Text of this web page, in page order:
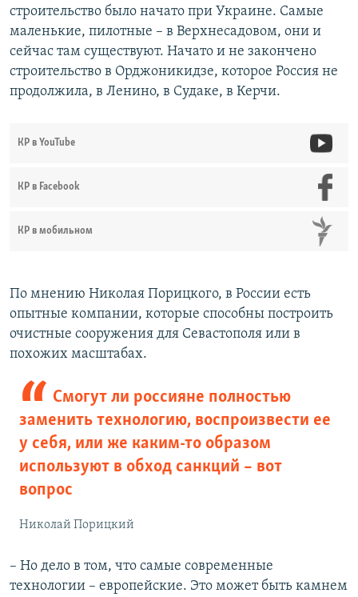
строительство было начато при Украине. Самые
маленькие, пилотные – в Верхнесадовом, они и
сейчас там существуют. Начато и не закончено
строительство в Орджоникидзе, которое Россия не
продолжила, в Ленино, в Судаке, в Керчи.
КР в YouTube
КР в Facebook
КР в мобильном
По мнению Николая Порицкого, в России есть
опытные компании, которые способны построить
очистные сооружения для Севастополя или в
похожих масштабах.
Смогут ли россияне полностью
заменить технологию, воспроизвести ее
у себя, или же каким-то образом
используют в обход санкций – вот
вопрос
Николай Порицкий
– Но дело в том, что самые современные
технологии – европейские. Это может быть камнем